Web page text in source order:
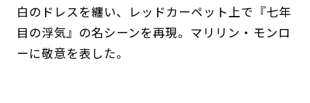
白のドレスを纏い、レッドカーペット上で『七年
目の浮気』の名シーンを再現。マリリン・モンロ
ーに敬意を表した。